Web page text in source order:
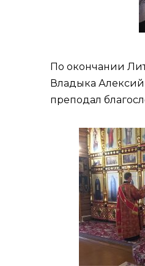
По окончании
Владыка Алексий
преподал